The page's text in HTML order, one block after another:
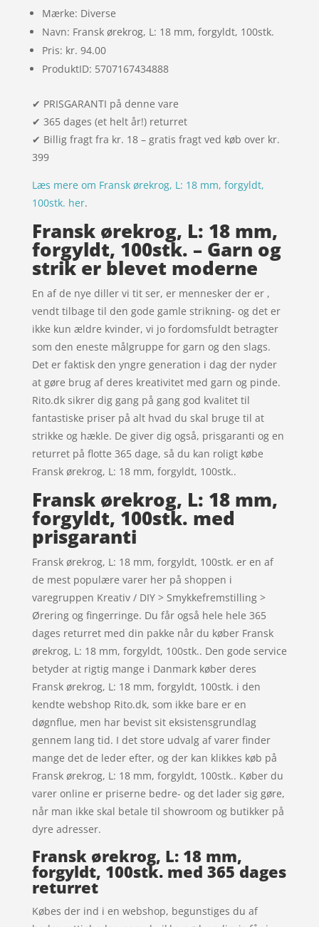
Mærke: Diverse
Navn: Fransk ørekrog, L: 18 mm, forgyldt, 100stk.
Pris: kr. 94.00
ProduktID: 5707167434888
✔ PRISGARANTI på denne vare
✔ 365 dages (et helt år!) returret
✔ Billig fragt fra kr. 18 – gratis fragt ved køb over kr.
399
Læs mere om Fransk ørekrog, L: 18 mm, forgyldt,
100stk. her.
Fransk ørekrog, L: 18 mm,
forgyldt, 100stk. – Garn og
strik er blevet moderne
En af de nye diller vi tit ser, er mennesker der er ,
vendt tilbage til den gode gamle strikning- og det er
ikke kun ældre kvinder, vi jo fordomsfuldt betragter
som den eneste målgruppe for garn og den slags.
Det er faktisk den yngre generation i dag der nyder
at gøre brug af deres kreativitet med garn og pinde.
Rito.dk sikrer dig gang på gang god kvalitet til
fantastiske priser på alt hvad du skal bruge til at
strikke og hækle. De giver dig også, prisgaranti og en
returret på flotte 365 dage, så du kan roligt købe
Fransk ørekrog, L: 18 mm, forgyldt, 100stk..
Fransk ørekrog, L: 18 mm,
forgyldt, 100stk. med
prisgaranti
Fransk ørekrog, L: 18 mm, forgyldt, 100stk. er en af
de mest populære varer her på shoppen i
varegruppen Kreativ / DIY > Smykkefremstilling >
Ørering og fingerringe. Du får også hele hele 365
dages returret med din pakke når du køber Fransk
ørekrog, L: 18 mm, forgyldt, 100stk.. Den gode service
betyder at rigtig mange i Danmark køber deres
Fransk ørekrog, L: 18 mm, forgyldt, 100stk. i den
kendte webshop Rito.dk, som ikke bare er en
døgnflue, men har bevist sit eksistensgrundlag
gennem lang tid. I det store udvalg af varer finder
mange det de leder efter, og der kan klikkes køb på
Fransk ørekrog, L: 18 mm, forgyldt, 100stk.. Køber du
varer online er priserne bedre- og det lader sig gøre,
når man ikke skal betale til showroom og butikker på
dyre adresser.
Fransk ørekrog, L: 18 mm,
forgyldt, 100stk. med 365 dages
returret
Købes der ind i en webshop, begunstiges du af